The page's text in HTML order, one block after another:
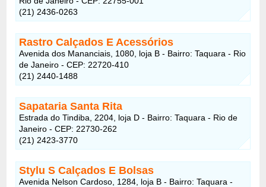
(21) 2436-0263
Rastro Calçados E Acessórios
Avenida dos Mananciais, 1080, loja B - Bairro: Taquara - Rio
de Janeiro - CEP: 22720-410
(21) 2440-1488
Sapataria Santa Rita
Estrada do Tindiba, 2204, loja D - Bairro: Taquara - Rio de
Janeiro - CEP: 22730-262
(21) 2423-3770
Stylu S Calçados E Bolsas
Avenida Nelson Cardoso, 1284, loja B - Bairro: Taquara -